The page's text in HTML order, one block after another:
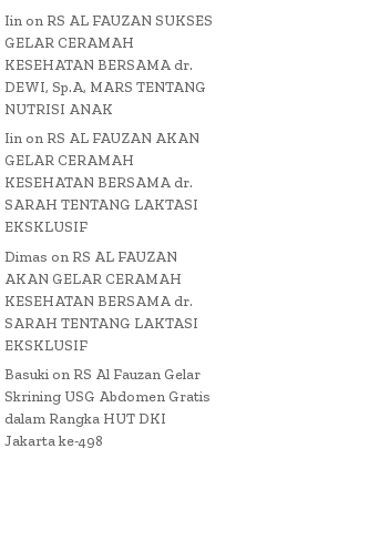
Iin on RS AL FAUZAN SUKSES
GELAR CERAMAH
KESEHATAN BERSAMA dr.
DEWI, Sp.A, MARS TENTANG
NUTRISI ANAK
Iin on RS AL FAUZAN AKAN
GELAR CERAMAH
KESEHATAN BERSAMA dr.
SARAH TENTANG LAKTASI
EKSKLUSIF
Dimas on RS AL FAUZAN
AKAN GELAR CERAMAH
KESEHATAN BERSAMA dr.
SARAH TENTANG LAKTASI
EKSKLUSIF
Basuki on RS Al Fauzan Gelar
Skrining USG Abdomen Gratis
dalam Rangka HUT DKI
Jakarta ke-498